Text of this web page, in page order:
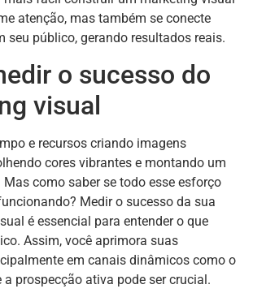
atenção, mas também se conecte
seu público, gerando resultados reais.
o sucesso do
visual
e recursos criando imagens
cores vibrantes e montando um
como saber se todo esse esforço
Medir o sucesso da sua
é essencial para entender o que
Assim, você aprimora suas
em canais dinâmicos como o
a prospecção ativa pode ser crucial.